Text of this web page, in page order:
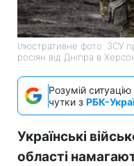
Ілюстративне фото: ЗСУ
росіян від Дніпра в
Розумій
чутки з РБК-
Українські
області